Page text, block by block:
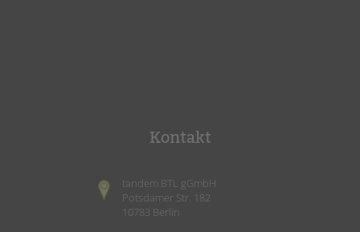
Kontakt
tandem BTL gGmbH
Potsdamer Str. 182
10783 Berlin